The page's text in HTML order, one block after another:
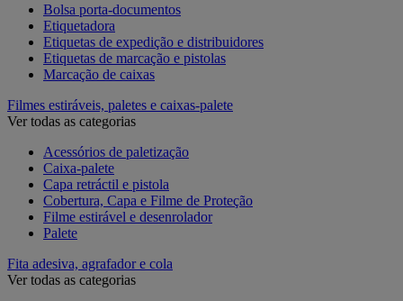
Bolsa porta-documentos
Etiquetadora
Etiquetas de expedição e distribuidores
Etiquetas de marcação e pistolas
Marcação de caixas
Filmes estiráveis, paletes e caixas-palete
Ver todas as categorias
Acessórios de paletização
Caixa-palete
Capa retráctil e pistola
Cobertura, Capa e Filme de Proteção
Filme estirável e desenrolador
Palete
Fita adesiva, agrafador e cola
Ver todas as categorias